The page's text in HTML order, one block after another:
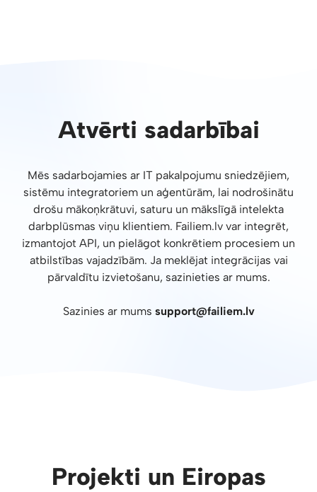
Atvērti sadarbībai
Mēs sadarbojamies ar IT pakalpojumu sniedzējiem,
sistēmu integratoriem un aģentūrām, lai nodrošinātu
drošu mākoņkrātuvi, saturu un mākslīgā intelekta
darbplūsmas viņu klientiem. Failiem.lv var integrēt,
izmantojot API, un pielāgot konkrētiem procesiem un
atbilstības vajadzībām. Ja meklējat integrācijas vai
pārvaldītu izvietošanu, sazinieties ar mums.
Sazinies ar mums support@failiem.lv
Projekti un Eiropas